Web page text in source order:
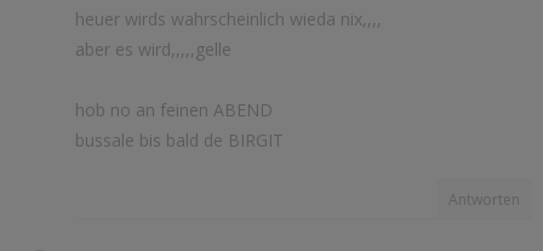
heuer wirds wahrscheinlich wieda nix,,,,
aber es wird,,,,,gelle
hob no an feinen ABEND
bussale bis bald de BIRGIT
Antworten